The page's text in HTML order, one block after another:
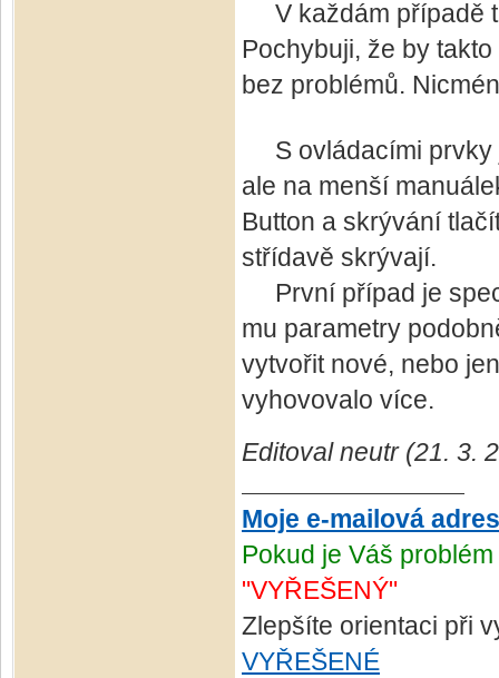
V každám případě
Pochybuji, že by
bez problémů.
S ovládacími prvky
ale na menší
Button a skrývání
střídavě skrývají.
První případ je
mu parametry
vytvořit nové, nebo
vyhovovalo více.
Editoval neutr (21. 3.
Moje e-mailová
Pokud je Váš
"VYŘEŠENÝ"
Zlepšíte orientaci při
VYŘEŠENÉ